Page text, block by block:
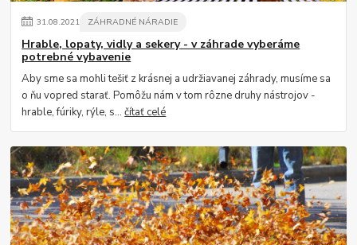
31.08.2021 ZÁHRADNÉ NÁRADIE
Hrable, lopaty, vidly a sekery - v záhrade vyberáme
potrebné vybavenie
Aby sme sa mohli tešiť z krásnej a udržiavanej záhrady, musíme sa
o ňu vopred starať. Pomôžu nám v tom rôzne druhy nástrojov -
hrable, fúriky, rýle, s...čítať celé